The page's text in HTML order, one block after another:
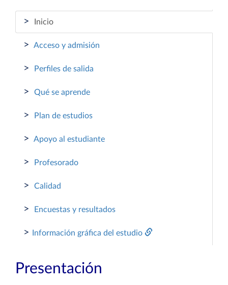
> Inicio
> Acceso y admisión
> Perfiles de salida
> Qué se aprende
> Plan de estudios
> Apoyo al estudiante
> Profesorado
> Calidad
> Encuestas y resultados
> Información gráfica del estudio
Presentación